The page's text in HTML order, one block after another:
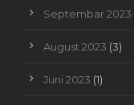
Septembar 2023
August 2023 (3)
Juni 2023 (1)